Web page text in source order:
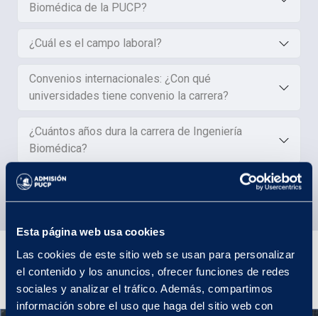
Esta página web usa cookies
Las cookies de este sitio web se usan para personalizar
el contenido y los anuncios, ofrecer funciones de redes
sociales y analizar el tráfico. Además, compartimos
información sobre el uso que haga del sitio web con
Biomédica de la PUCP?
¿Cuál es el campo laboral?
Convenios internacionales: ¿Con qué
universidades tiene convenio la carrera?
¿Cuántos años dura la carrera de Ingeniería
Biomédica?
Plan de Estudios